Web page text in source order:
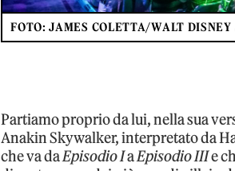
FOTO: JAMES COLETTA/WALT DISNEY
Partiamo proprio da lui, nella sua
Anakin Skywalker, interpretato da
che va daEpisodio IaEpisodio IIIe